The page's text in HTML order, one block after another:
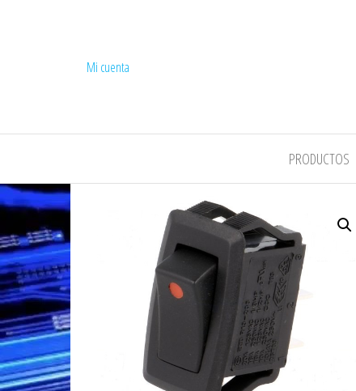
COMPEL
Mi cuenta
PRODUCTOS